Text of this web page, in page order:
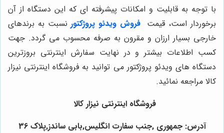
با توجه به قابلیت و امکانات پیشرفته ای که این دستگاه از آن
برخوردار است، قیمت فروش ویدئو پروژکتور نسبت به برندهای
خارجی بسیار ارزان و مقرون به صرفه محسوب می گردد. جهت
کسب اطلاعات بیشتر و در نهایت سفارش اینترنتی بروزترین
دستگاه های ویدئو پروژکتور می توانید به فروشگاه اینترنتی نیزار
کالا مراجعه نمائید.
فروشگاه اینترنتی نیزار کالا
آدرس: جمهوری ,جنب سفارت انگلیس,بابی ساندز,پلاک 36